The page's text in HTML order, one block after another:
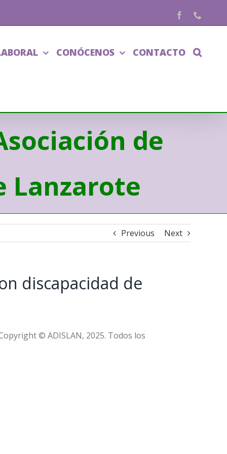
Facebook
CONÓCENOS CONTACTO
de
Lanzarote
Previous Next
discapacidad de
Copyright © ADISLAN, 2025. Todos los